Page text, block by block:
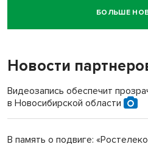
Новосибирский суд наказал
пенсионерки на вокзале
БОЛЬШЕ
Новости
Видеозапись обеспечит
в Новосибирской области
В память о подвиге: